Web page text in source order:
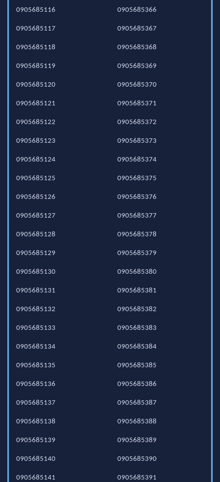
0905685116
0905685117
0905685118
0905685119
0905685120
0905685121
0905685122
0905685123
0905685124
0905685125
0905685126
0905685127
0905685128
0905685129
0905685130
0905685131
0905685132
0905685133
0905685134
0905685135
0905685136
0905685137
0905685138
0905685139
0905685140
0905685141
0905685366
0905685367
0905685368
0905685369
0905685370
0905685371
0905685372
0905685373
0905685374
0905685375
0905685376
0905685377
0905685378
0905685379
0905685380
0905685381
0905685382
0905685383
0905685384
0905685385
0905685386
0905685387
0905685388
0905685389
0905685390
0905685391